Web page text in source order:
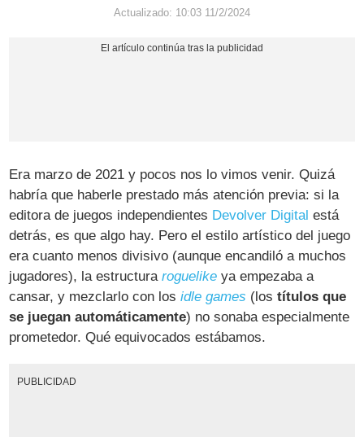
Actualizado: 10:03 11/2/2024
Era marzo de 2021 y pocos nos lo vimos venir. Quizá
habría que haberle prestado más atención previa: si la
editora de juegos independientes Devolver Digital está
detrás, es que algo hay. Pero el estilo artístico del juego
era cuanto menos divisivo (aunque encandiló a muchos
jugadores), la estructuraroguelike ya empezaba a
cansar, y mezclarlo con losidle games (los títulos que
se juegan automáticamente) no sonaba especialmente
prometedor. Qué equivocados estábamos.
PUBLICIDAD